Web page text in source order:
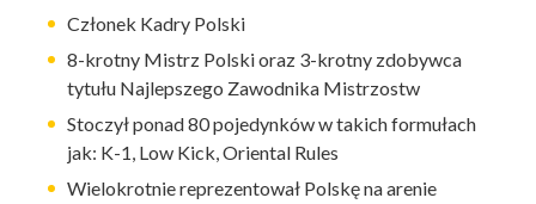
Członek Kadry Polski
8-krotny Mistrz Polski oraz 3-krotny zdobywca
tytułu Najlepszego Zawodnika Mistrzostw
Stoczył ponad 80 pojedynków w takich formułach
jak: K-1, Low Kick, Oriental Rules
Wielokrotnie reprezentował Polskę na arenie